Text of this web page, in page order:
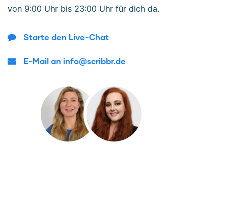
von 9:00 Uhr bis 23:00 Uhr für dich da.
Starte den Live-Chat
E-Mail an info@scribbr.de